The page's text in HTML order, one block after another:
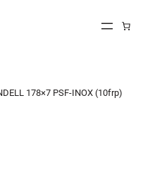
178×7 PSF-INOX (10frp)